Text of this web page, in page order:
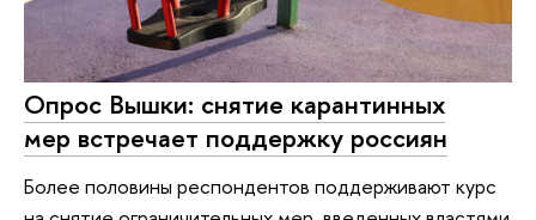
Опрос Вышки: снятие карантинных
мер встречает поддержку россиян
Более половины респондентов поддерживают курс